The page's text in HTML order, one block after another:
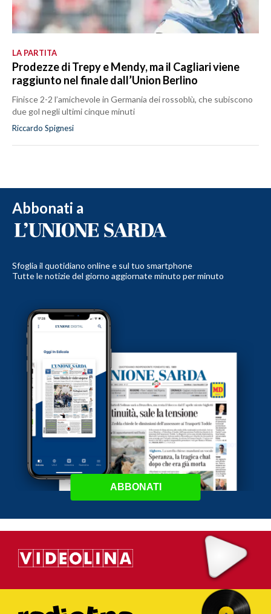
LA PARTITA
Prodezze di Trepy e Mendy, ma il Cagliari viene
raggiunto nel finale dall’Union Berlino
Finisce 2-2 l’amichevole in Germania dei rossoblù, che subiscono
due gol negli ultimi cinque minuti
Riccardo Spignesi
Abbonati a
Sfoglia il quotidiano online e sul tuo smartphone
Tutte le notizie del giorno aggiornate minuto per minuto
ABBONATI